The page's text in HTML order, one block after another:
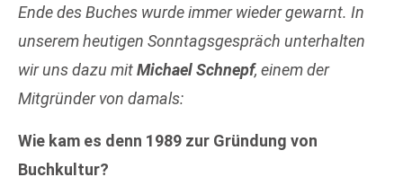
Ende des Buches wurde immer wieder gewarnt. In
unserem heutigen Sonntagsgespräch unterhalten
wir uns dazu mitMichael Schnepf, einem der
Mitgründer von damals:
Wie kam es denn 1989 zur Gründung von
Buchkultur?